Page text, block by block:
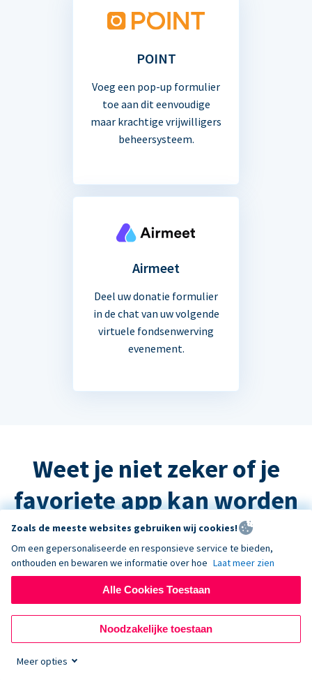
POINT
Voeg een pop-up formulier
toe aan dit eenvoudige
maar krachtige vrijwilligers
beheersysteem.
Airmeet
Deel uw donatie formulier
in de chat van uw volgende
virtuele fondsenwerving
evenement.
Weet je niet zeker of je
favoriete app kan worden
geïntegreerd?
Het antwoord is waarschijnlijk ja, maar
neem contact op met de ondersteuning
en we helpen u graag verder!
Zoals de meeste websites gebruiken wij cookies!
Om een gepersonaliseerde en responsieve service te bieden,
onthouden en bewaren we informatie over hoe Laat meer zien
Alle Cookies Toestaan
Noodzakelijke toestaan
Meer opties